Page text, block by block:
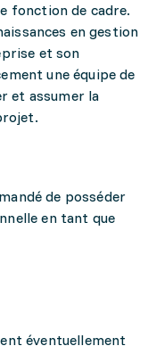
fonction de cadre.
en gestion
et son
une équipe de
et assumer la
de posséder
en tant que
éventuellement